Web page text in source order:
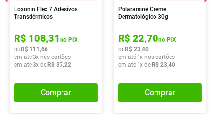
Loxonin Flex 7 Adesivos
Transdérmicos
R$ 108,31 no PIX
ou R$ 111 ,66
em até3x nos cartões
em até3x de R$ 37,22
Comprar
Polaramine Creme
Dermatológico 30g
R$ 22,70no PIX
ou R$ 23,40
em até 1x nos cartões
em até 1x de R$ 23,40
Comprar